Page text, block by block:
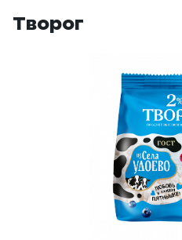
Творог